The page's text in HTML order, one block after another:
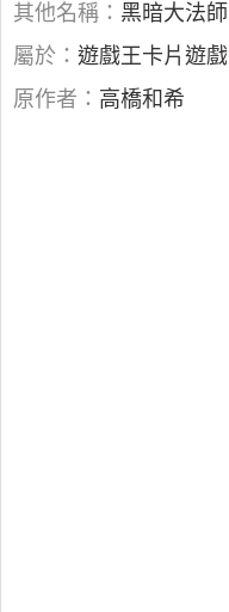
其他名稱： 黑暗大法師
屬於： 遊戲王卡片遊戲
原作者： 高橋和希